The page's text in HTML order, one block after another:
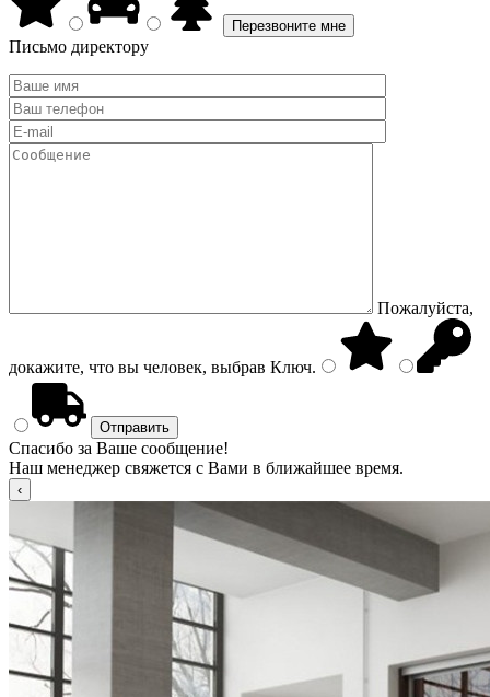
Письмо директору
Пожалуйста,
докажите, что вы человек, выбрав Ключ.
Спасибо за Ваше сообщение!
Наш менеджер свяжется с Вами в ближайшее время.